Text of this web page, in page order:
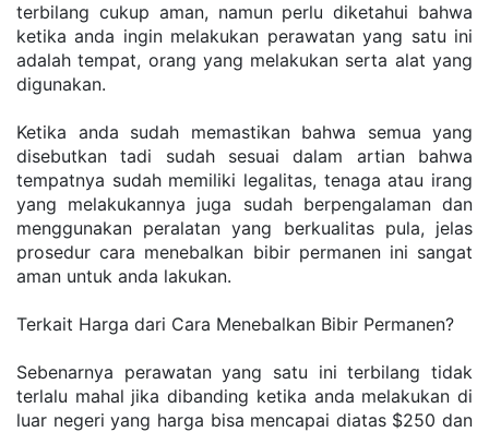
terbilang cukup aman, namun perlu diketahui bahwa
ketika anda ingin melakukan perawatan yang satu ini
adalah tempat, orang yang melakukan serta alat yang
digunakan.
Ketika anda sudah memastikan bahwa semua yang
disebutkan tadi sudah sesuai dalam artian bahwa
tempatnya sudah memiliki legalitas, tenaga atau irang
yang melakukannya juga sudah berpengalaman dan
menggunakan peralatan yang berkualitas pula, jelas
prosedur cara menebalkan bibir permanen ini sangat
aman untuk anda lakukan.
Terkait Harga dari Cara Menebalkan Bibir Permanen?
Sebenarnya perawatan yang satu ini terbilang tidak
terlalu mahal jika dibanding ketika anda melakukan di
luar negeri yang harga bisa mencapai diatas $250 dan